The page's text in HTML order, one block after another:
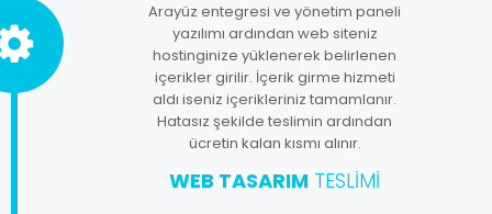
WEB TASARIM TESLIMI
Arayüz entegresi ve yönetim paneli
yazılımı ardından web siteniz
hostinginize yüklenerek belirlenen
içerikler girilir. İçerik girme hizmeti
aldı iseniz içerikleriniz tamamlanır.
Hatasız şekilde teslimin ardından
ücretin kalan kısmı alınır.